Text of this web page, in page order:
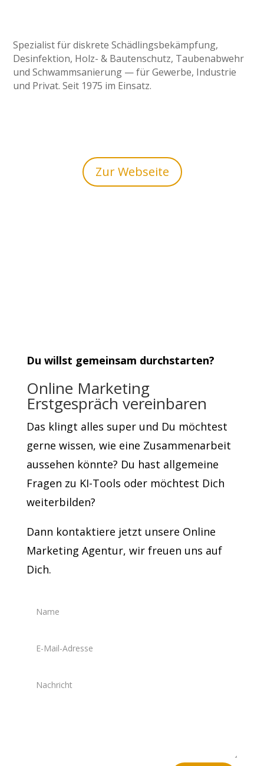
Spezialist für diskrete Schädlingsbekämpfung,
Desinfektion, Holz- & Bautenschutz, Taubenabwehr
und Schwammsanierung — für Gewerbe, Industrie
und Privat. Seit 1975 im Einsatz.
Zur Webseite
Du willst gemeinsam durchstarten?
Online Marketing
Erstgespräch vereinbaren
Das klingt alles super und Du möchtest
gerne wissen, wie eine Zusammenarbeit
aussehen könnte? Du hast allgemeine
Fragen zu KI-Tools oder möchtest Dich
weiterbilden?
Dann kontaktiere jetzt unsere Online
Marketing Agentur, wir freuen uns auf
Dich.